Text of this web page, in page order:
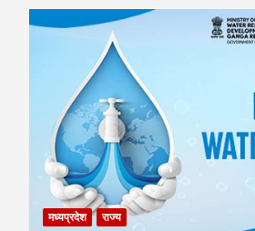
मध्यप्रदेश राज्य